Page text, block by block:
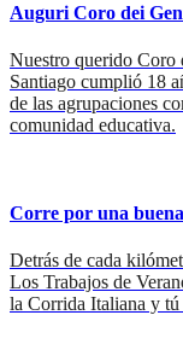
Auguri Coro dei
Nuestro querido Coro
Santiago cumplió 18
de las agrupaciones
comunidad educativa.
Corre por una
Detrás de cada
Los Trabajos de
la Corrida Italiana y tú